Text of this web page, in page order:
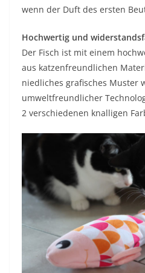
wenn der Duft des ersten
Hochwertig und
Der Fisch ist mit einem
aus katzenfreundlichen
niedliches grafisches Muster
umweltfreundlicher
2 verschiedenen knalligen